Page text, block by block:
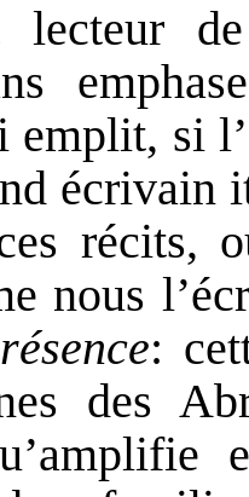
lecteur
emplit, si
écrivain
récits,
nous
:
des